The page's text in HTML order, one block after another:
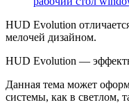
HUD Evolution
мелочей дизайном.
HUD Evolution —
Данная тема может
системы, как в светлом,